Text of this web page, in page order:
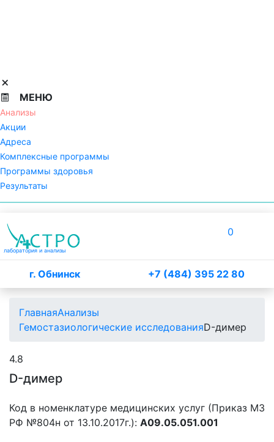
МЕНЮ
Анализы
Акции
Адреса
Комплексные программы
Программы здоровья
Результаты
лаборатория и анализы
г. Обнинск +7 (484) 395 22 80
0
ГлавнаяАнализы
Гемостазиологические исследованияD-димер
4.8
D-димер
Код в номенклатуре медицинских услуг (Приказ МЗ
РФ №804н от 13.10.2017г.): A09.05.051.001